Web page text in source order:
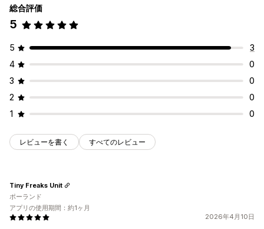
総合評価
5
5
3
4
0
3
0
2
0
1
0
レビューを書く すべてのレビュー
2026年4月10日
Tiny Freaks Unit
ポーランド
アプリの使用期間：約1ヶ月